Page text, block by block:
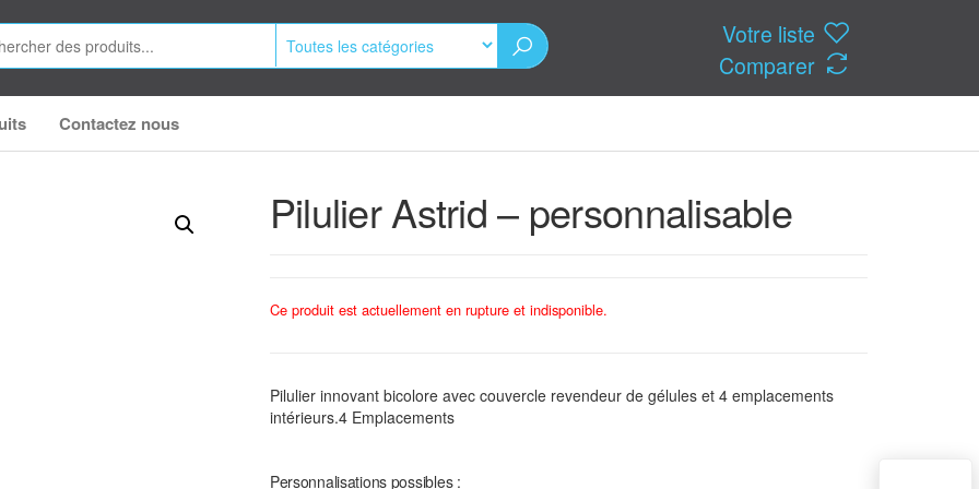
Votre liste
Comparer
Contactez nous
Pilulier Astrid – personnalisable
Ce produit est actuellement en rupture et indisponible.
Pilulier innovant bicolore avec couvercle revendeur de gélules et 4 emplacements
intérieurs.4 Emplacements
Personnalisations possibles :